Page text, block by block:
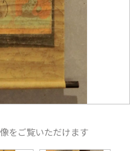
をご覧いただけます